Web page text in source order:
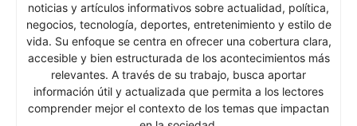
noticias y artículos informativos sobre actualidad, política,
negocios, tecnología, deportes, entretenimiento y estilo de
vida. Su enfoque se centra en ofrecer una cobertura clara,
accesible y bien estructurada de los acontecimientos más
relevantes. A través de su trabajo, busca aportar
información útil y actualizada que permita a los lectores
comprender mejor el contexto de los temas que impactan